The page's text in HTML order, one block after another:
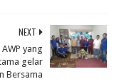
NEXT
AWP yang
gelar
Bersama